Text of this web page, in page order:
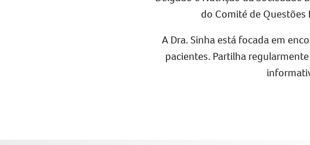
do Comité de Questões
A Dra. Sinha está focada em
pacientes. Partilha